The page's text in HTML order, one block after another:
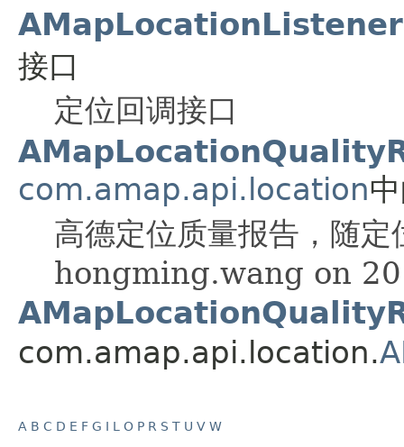
AMapLocationListener
接口
定位回调接口
com.amap.api.location
高德定位质量报告，随
hongming.wang on
com.amap.api.location.
A B C D E F G I L O P R S T U V W